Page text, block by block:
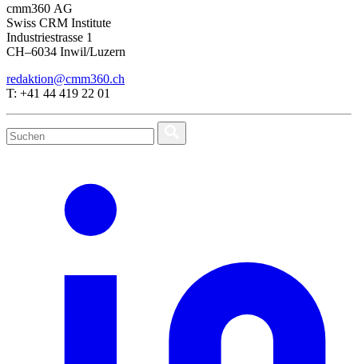
cmm360 AG
Swiss CRM Institute
Industriestrasse 1
CH–6034 Inwil/Luzern
redaktion@cmm360.ch
T: +41 44 419 22 01